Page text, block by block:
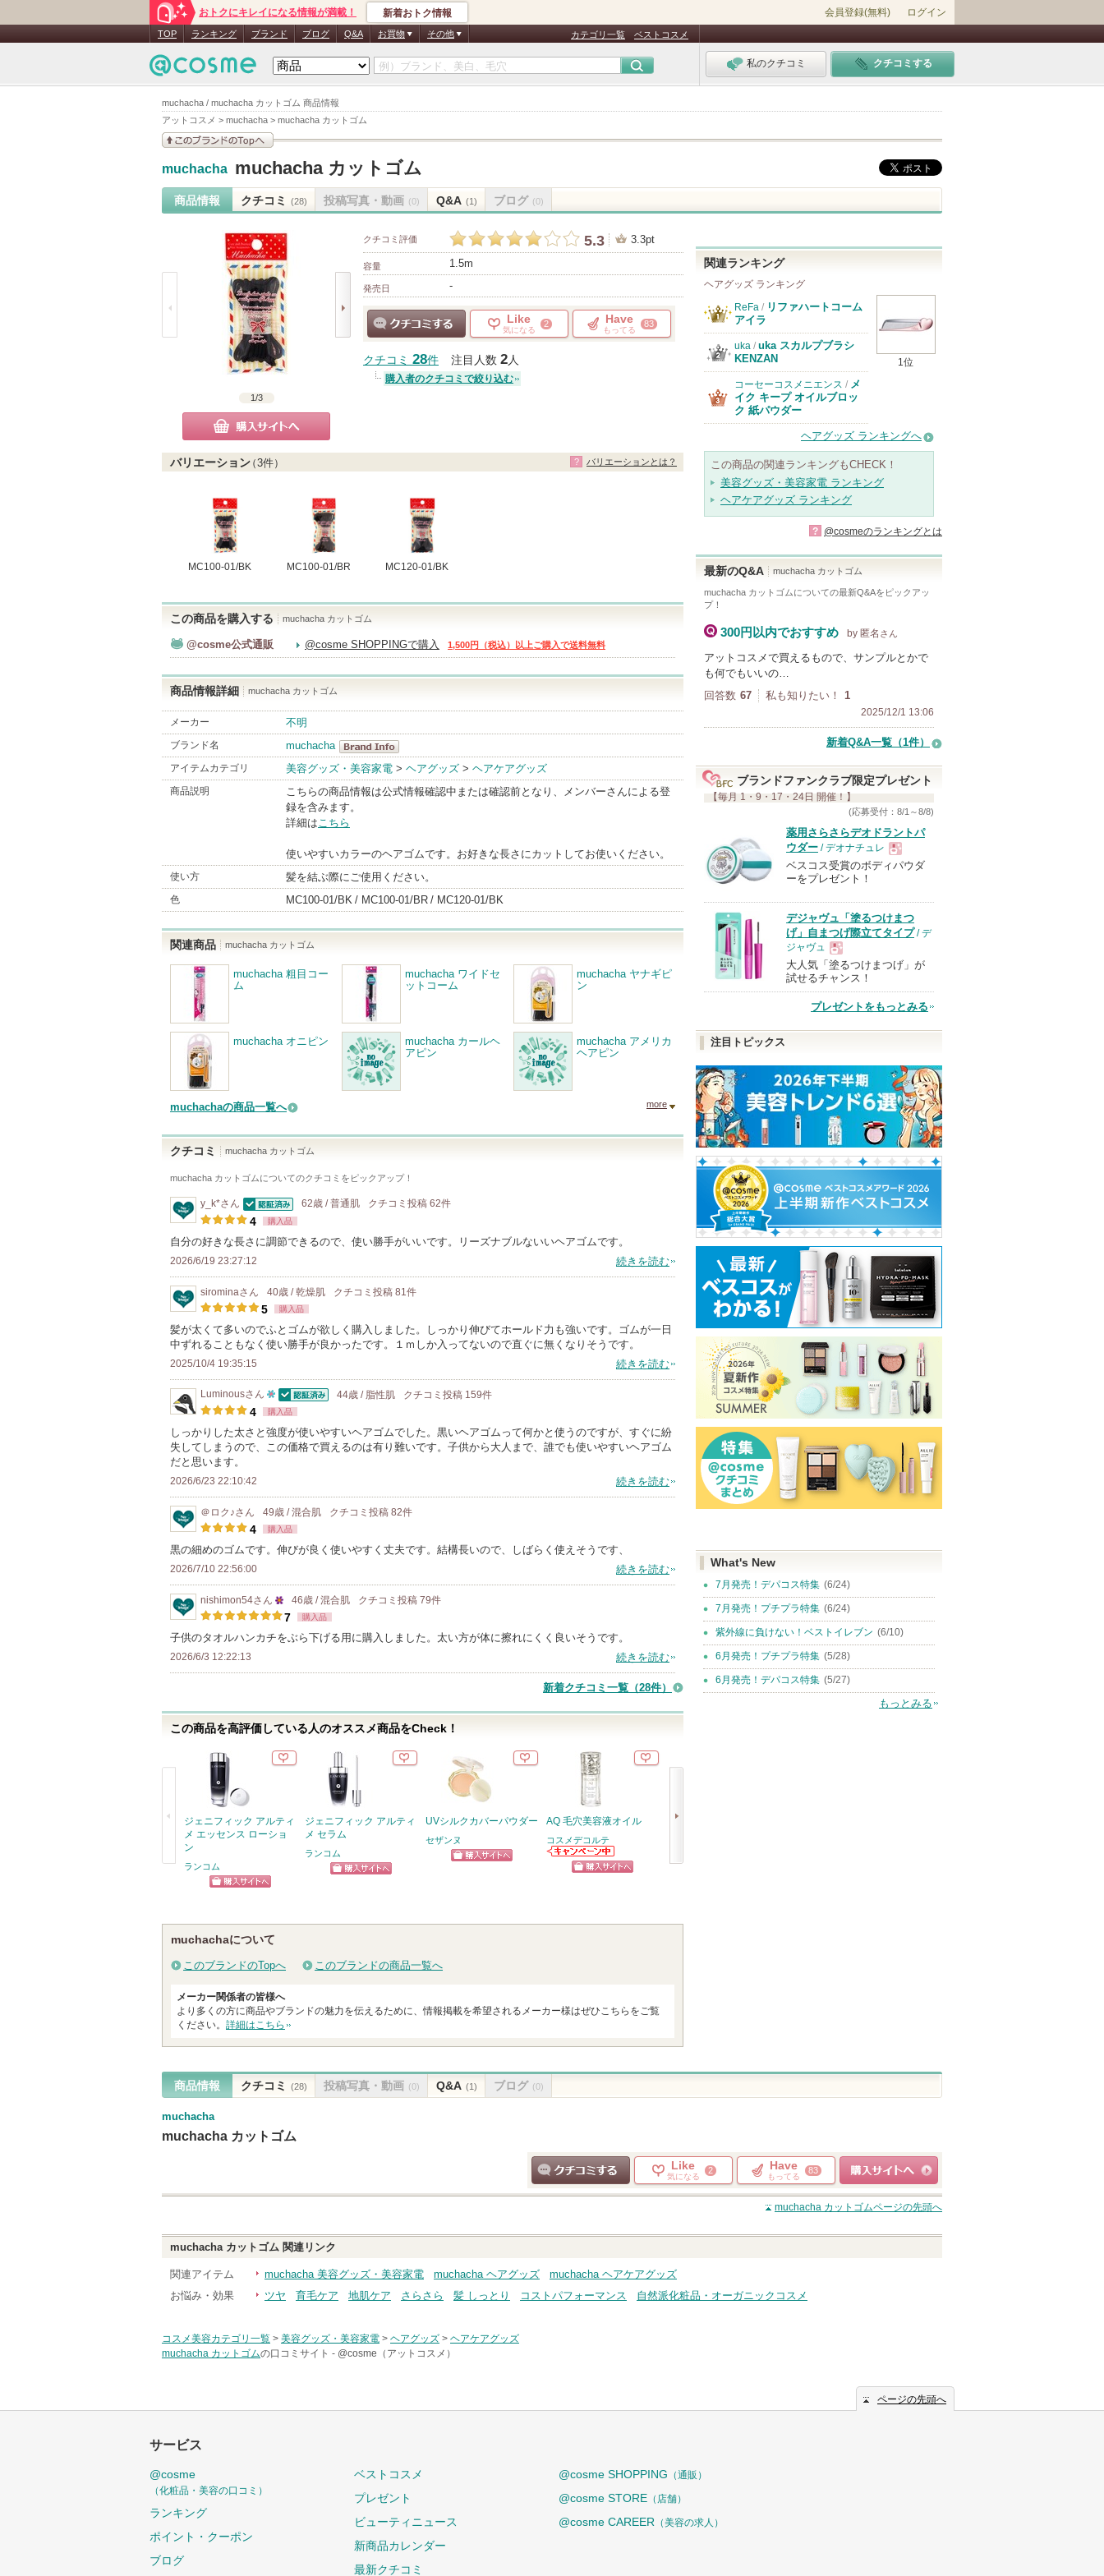
muchacha / muchacha カットゴム 商品情報
アットコスメ > muchacha > muchacha カットゴム
おトクにキレイになる情報が満載！ 新着おトク情報 会員登録(無料) ログイン
TOP ランキング ブランド ブログ Q&A お買物 その他 カテゴリ一覧 ベストコスメ
私のクチコミ クチコミする
muchacha muchacha カットゴム
商品情報 クチコミ (28) 投稿写真・動画 (0) Q&A (1) ブログ (0)
1/3
購入サイトへ
クチコミ評価 5.3 3.3pt
容量 1.5m
発売日 -
Like
気になる
2 Have
もってる
83
クチコミ 28件 注目人数 2人
購入者のクチコミで絞り込む
バリエーション（3件）
MC100-01/BK MC100-01/BR MC120-01/BK
バリエーションとは？
この商品を購入する muchacha カットゴム
@cosme公式通販 @cosme SHOPPINGで購入 1,500円（税込）以上ご購入で送料無料
商品情報詳細 muchacha カットゴム
メーカー 不明
ブランド名
muchacha
muchacha
BrandInfo
アイテムカテゴリ 美容グッズ・美容家電 > ヘアグッズ > ヘアケアグッズ
商品説明
こちらの商品情報は公式情報確認中または確認前となり、メンバーさんによる登
録を含みます。
詳細はこちら
使いやすいカラーのヘアゴムです。お好きな長さにカットしてお使いください。
使い方 髪を結ぶ際にご使用ください。
色 MC100-01/BK MC100-01/BR MC120-01/BK
関連商品 muchacha カットゴム
muchacha 粗目コー
ム
muchacha ワイドセ
ットコーム
muchacha ヤナギピ
ン
muchacha オニピン
muchacha カールヘ
アピン
muchacha アメリカ
ヘアピン
muchachaの商品一覧へ more
クチコミ muchacha カットゴム
muchacha カットゴムについてのクチコミをピックアップ！
y_k*さん
認証済
62歳 / 普通肌 クチコミ投稿 62件
4 購入品
自分の好きな長さに調節できるので、使い勝手がいいです。リーズナブルないいヘアゴムです。
2026/6/19 23:27:12 続きを読む
sirominaさん 40歳 / 乾燥肌 クチコミ投稿 81 件
5 購入品
髪が太くて多いのでふとゴムが欲しく購入しました。しっかり伸びてホールド力も強いです。ゴムが一日
中ずれることもなく使い勝手が良かったです。１ｍしか入ってないので直ぐに無くなりそうです。
2025/10/4 19:35:15 続きを読む
Luminousさん
10
人
以
メ
ン
に
お
に
録
れ
ま
す
認証済
44歳 / 脂性肌 クチコミ投稿 159件
4 購入品
しっかりした太さと強度が使いやすいヘアゴムでした。黒いヘアゴムって何かと使うのですが、すぐに紛
失してしまうので、この価格で買えるのは有り難いです。子供から大人まで、誰でも使いやすいヘアゴム
だと思います。
2026/6/23 22:10:42 続きを読む
＠ロク♪さん 49歳 / 混合肌 クチコミ投稿 82件
4 購入品
黒の細めのゴムです。伸びが良く使いやすく丈夫です。結構長いので、しばらく使えそうです、
2026/7/10 22:56:00 続きを読む
nishimon54さん
25
人
上
メ
ン
バ
気
れ
い
ま
す
46歳 / 混合肌 クチコミ投稿 79件
7 購入品
子供のタオルハンカチをぶら下げる用に購入しました。太い方が体に擦れにくく良いそうです。
2026/6/3 12:22:13 続きを読む
新着クチコミ一覧 （28件）
この商品を高評価している人のオススメ商品をCheck！
ジェニフィック アルティ
メ エッセンス ローショ
ン
ランコム
ジェニフィック アルティ
メ セラム
ランコム
UVシルクカバーパウダー
セザンヌ
AQ 毛穴美容液オイル
コスメデコルテ
コスメデコルテ
からのお知らせ
ホワイトトリュフファー
muchachaについて
このブランドのTopへ このブランドの商品一覧へ
メーカー関係者の皆様へ
より多くの方に商品やブランドの魅力を伝えるために、情報掲載を希望されるメーカー様はぜひこちらをご覧
ください。 詳細はこちら
関連ランキング
ヘアグッズ ランキング
1位
ReFa / リファハートコーム
アイラ
uka / uka スカルプブラシ
KENZAN
コーセーコスメニエンス / メ
イク キープ オイルブロッ
ク 紙パウダー
ヘアグッズ ランキングへ
この商品の関連ランキングもCHECK！
美容グッズ・美容家電 ランキング
ヘアケアグッズ ランキング
? @cosmeのランキングとは
最新のQ&A muchacha カットゴム
muchacha カットゴムについての最新Q&Aをピックアッ
プ！
300円以内でおすすめ by 匿名 さん
アットコスメで買えるもので、サンプルとかで
も何でもいいの…
回答数 67 私も知りたい！ 1
2025/12/1 13:06
新着Q&A一覧（1件）
ブランドファンクラブ限定プレゼント
【毎月 1・9・17・24日 開催！】
(応募受付：8/1～8/8)
薬用さらさらデオドラントパ
ウダー / デオナチュレ
現
品
ベスコス受賞のボディパウダ
ーをプレゼント！
デジャヴュ「塗るつけまつ
げ」自まつげ際立てタイプ/ デ
ジャヴュ
現
品
大人気「塗るつけまつげ」が
試せるチャンス！
プレゼントをもっとみる
注目トピックス
What's New
7月発売！デパコス特集 (6/24)
7月発売！プチプラ特集 (6/24)
紫外線に負けない！ベストイレブン (6/10)
6月発売！プチプラ特集 (5/28)
6月発売！デパコス特集 (5/27)
もっとみる
商品情報 クチコミ (28) 投稿写真・動画 (0) Q&A (1) ブログ (0)
muchacha
muchacha カットゴム
クチコミする
Like
気になる
2 Have
もってる
83
ショッピングサイト
へ
muchacha カットゴムページの先頭へ
muchacha カットゴム 関連リンク
関連アイテム muchacha 美容グッズ・美容家電 muchacha ヘアグッズ
muchacha ヘアケアグッズ
お悩み・効果
ツヤ 育毛ケア 地肌ケア さらさら 髪 しっとり コストパフォーマンス 自然派化粧品・オーガニックコスメ
コスメ美容カテゴリ一覧 > 美容グッズ・美容家電 > ヘアグッズ > ヘアケアグッズ
muchacha カットゴムの口コミサイト - @cosme（アットコスメ）
ページの先頭へ
サービス
@cosme
（化粧品・美容の口コミ）
ランキング
ポイント・クーポン
ブログ
ベストコスメ
プレゼント
ビューティニュース
新商品カレンダー
最新クチコミ
@cosme SHOPPING （通販）
@cosme STORE （店舗）
@cosme CAREER （美容の求人）